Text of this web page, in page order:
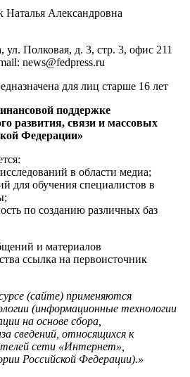
Наталья Александровна
ул. Полковая, д. 3, стр. 3, офис 211
news@fedpress.ru
для лиц старше 16 лет
поддержке
развития, связи и массовых
Федерации»
в области медиа;
для обучения специалистов в
по созданию различных баз
и материалов
ссылка на первоисточник
(сайте) применяются
(информационные технологии
на основе сбора,
сведений, относящихся к
сети «Интернет»,
Российской Федерации).»